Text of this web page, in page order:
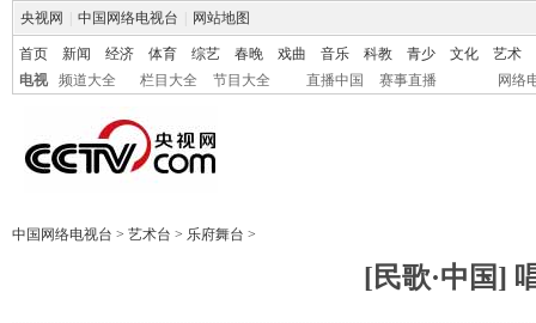
央视网 中国网络电视台 网站地图
首页 新闻 经济 体育 综艺 春晚 戏曲 音乐 科教 青少 文化
艺术
电视
频道大全 栏目大全 节目大全 直播中国 赛事直播 网络
中国网络电视台 > 艺术台 > 乐府舞台 >
[民歌·中国]